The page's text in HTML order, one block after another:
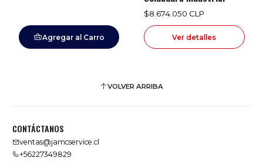
Agregar al Carro
$8.674.050 CLP
Ver detalles
VOLVER ARRIBA
CONTÁCTANOS
ventas@jamcservice.cl
+56227349829